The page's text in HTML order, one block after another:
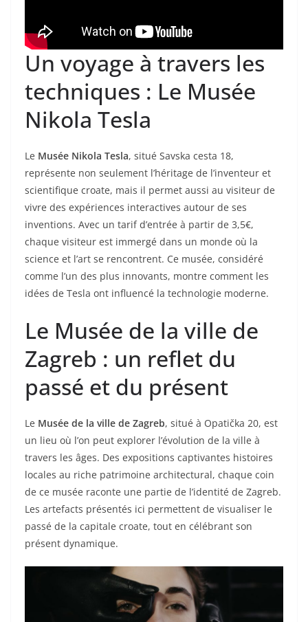
Un voyage à travers les
techniques : Le Musée
Nikola Tesla
Le Musée Nikola Tesla, situé Savska cesta 18,
représente non seulement l’héritage de l’inventeur et
scientifique croate, mais il permet aussi au visiteur de
vivre des expériences interactives autour de ses
inventions. Avec un tarif d’entrée à partir de 3,5€,
chaque visiteur est immergé dans un monde où la
science et l’art se rencontrent. Ce musée, considéré
comme l’un des plus innovants, montre comment les
idées de Tesla ont influencé la technologie moderne.
Le Musée de la ville de
Zagreb : un reflet du
passé et du présent
Le Musée de la ville de Zagreb, situé à Opatička 20, est
un lieu où l’on peut explorer l’évolution de la ville à
travers les âges. Des expositions captivantes histoires
locales au riche patrimoine architectural, chaque coin
de ce musée raconte une partie de l’identité de Zagreb.
Les artefacts présentés ici permettent de visualiser le
passé de la capitale croate, tout en célébrant son
présent dynamique.